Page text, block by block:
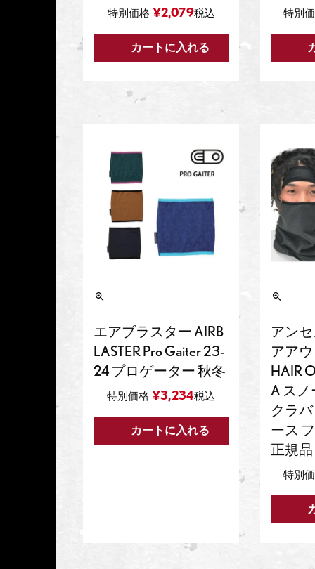
特別価格 ¥2,079税込
カートに入れる
特別
エアブラスター AIRB
LASTER Pro Gaiter 23-
24 プロゲーター 秋冬
特別価格 ¥3,234税込
カートに入れる
アン
アア
HAIR
A ス
クラ
ース
正規品
特別